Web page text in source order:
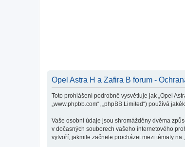
Opel Astra H a Zafira B forum -
Toto prohlášení podrobně vysvětluje jak „Opel
„www.phpbb.com“, „phpBB Limited“) používá
Vaše osobní údaje jsou shromážděny dvěma
v dočasných souborech vašeho internetového
vytvoří, jakmile začnete procházet mezi tématy